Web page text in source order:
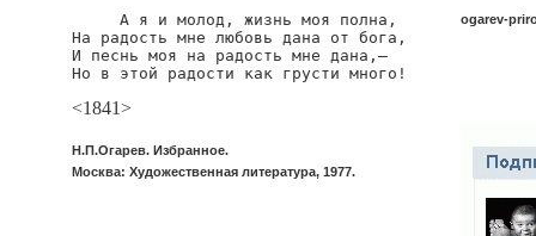
     А я и молод, жизнь моя полна,
На радость мне любовь дана от бога,
И песнь моя на радость мне дана,—
Но в этой радости как грусти много!
<1841>
Н.П.Огарев. Избранное.
Москва: Художественная литература, 1977.
ogarev-